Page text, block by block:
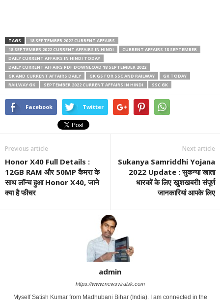
TAGS
18 SEPTEMBER 2022 CURRENT AFFAIRS
18 SEPTEMBER 2022 CURRENT AFFAIRS IN HINDI
CURRENT AFFAIRS 18 SEPTEMBER
DAILY CURRENT AFFAIRS IN HINDI TODAY
DAILY CURRENT AFFAIRS PDF DOWNLOAD 18 SEPTEMBER 2022
GK AND CURRENT AFFAIRS DAILY
GK GS FOR SSC AND RAILWAY
GK TODAY
RAILWAY GK
SEPTEMBER 2022 CURRENT AFFAIRS IN HINDI SSC GK
Facebook Twitter
Previous article
Honor X40 Full Details :
12GB RAM और 50MP कैमरा के
साथ लॉन्च हुआ Honor X40, जाने
क्या है फीचर
Next article
Sukanya Samriddhi Yojana
2022 Update : सुकन्या खाता
धारकों के लिए खुशखबरी! संपूर्ण
जानकारियां आपके लिए
admin
https://www.newsviralsk.com
Myself Satish Kumar from Madhubani Bihar (India). I am connected in the